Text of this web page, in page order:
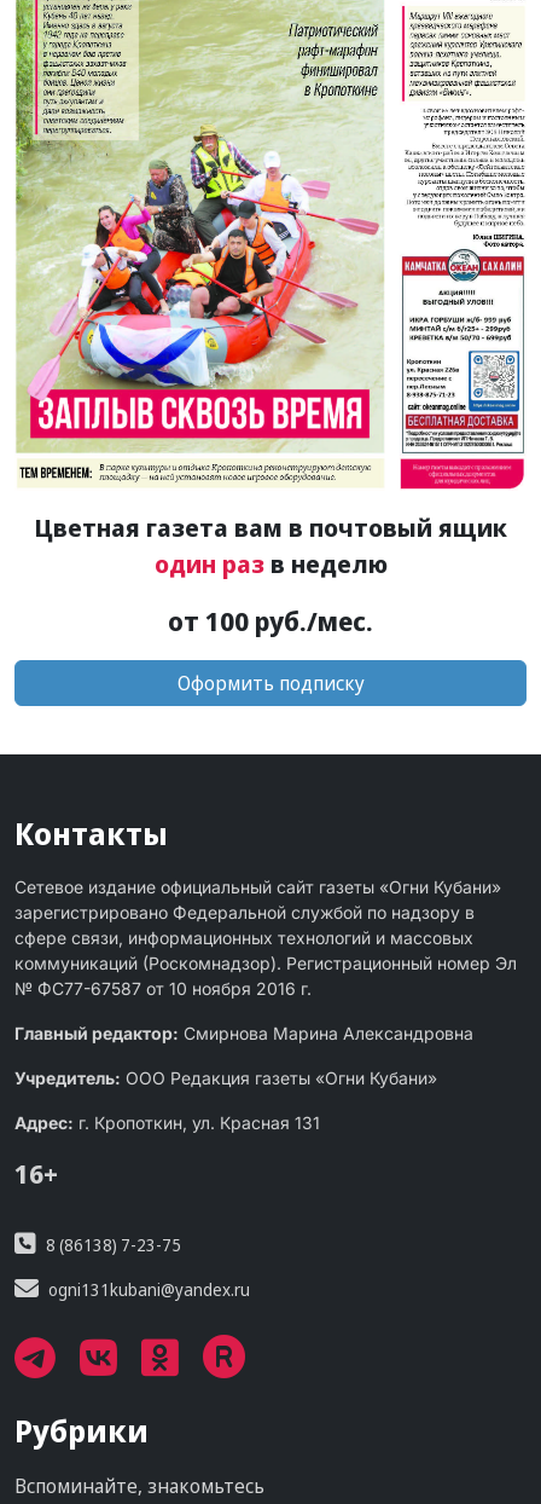
Цветная газета вам в почтовый ящик
один разв неделю
от 100 руб./мес.
Оформить подписку
Контакты
Сетевое издание официальный сайт газеты «Огни Кубани»
зарегистрировано Федеральной службой по надзору в
сфере связи, информационных технологий и массовых
коммуникаций (Роскомнадзор). Регистрационный номер Эл
№ ФС77-67587 от 10 ноября 2016 г.
Главный редактор: Смирнова Марина Александровна
Учредитель: ООО Редакция газеты «Огни Кубани»
Адрес: г. Кропоткин, ул. Красная 131
16+
8 (86138) 7-23-75
ogni131kubani@yandex.ru
Рубрики
Вспоминайте, знакомьтесь